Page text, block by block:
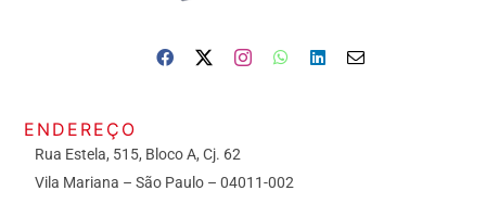
ENDEREÇO
Rua Estela, 515, Bloco A, Cj. 62
Vila Mariana – São Paulo – 04011-002